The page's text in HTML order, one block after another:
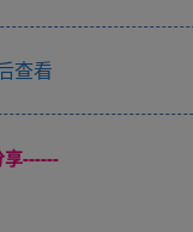
查看
------